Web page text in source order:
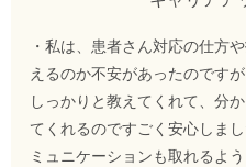
・私は、患者さん対応の仕方
えるのか不安があったのです
しっかりと教えてくれて、分
てくれるのですごく安心しま
ミュニケーションも取れるよ